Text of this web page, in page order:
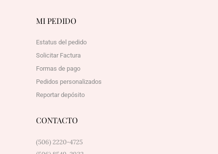
MI PEDIDO
Estatus del pedido
Solicitar Factura
Formas de pago
Pedidos personalizados
Reportar depósito
CONTACTO
(506) 2220-4725